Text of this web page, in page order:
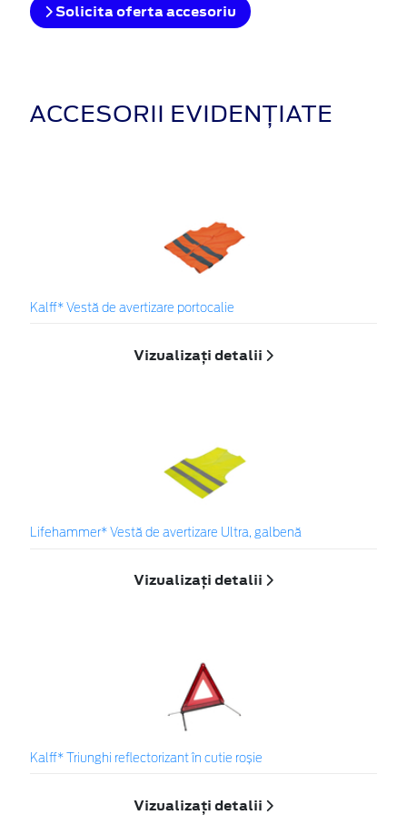
Solicita oferta accesoriu
ACCESORII EVIDENȚIATE
Kalff* Vestă de avertizare portocalie
Vizualizați detalii
Lifehammer* Vestă de avertizare Ultra, galbenă
Vizualizați detalii
Kalff* Triunghi reflectorizant în cutie roșie
Vizualizați detalii